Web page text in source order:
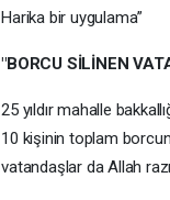
Harika bir uygulama”
"BORCU SİLİNEN
25 yıldır mahalle
10 kişinin toplam
vatandaşlar da Allah